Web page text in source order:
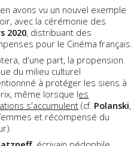
avons vu un nouvel exemple
avec la cérémonie des
2020, distribuant des
pour le Cinéma français.
d'une part, la propension
du milieu culturel
à protéger les siens à
même lorsque les
s'accumulent (cf. Polanski,
et récompensé du